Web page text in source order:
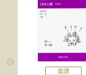
楽譜